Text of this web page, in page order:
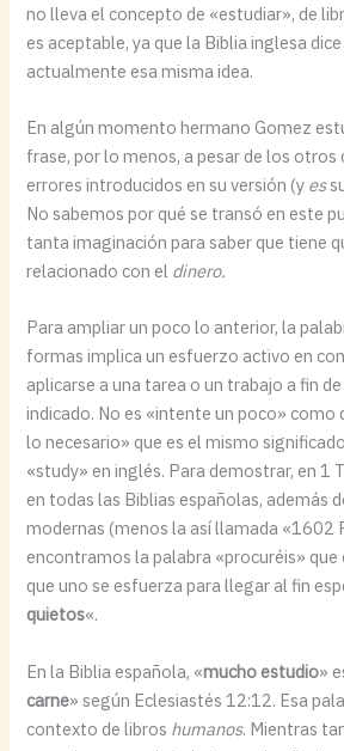
no lleva el concepto de «estudiar», de
es aceptable, ya que la Biblia inglesa
actualmente esa misma idea.
En algún momento hermano Gomez
frase, por lo menos, a pesar de los otros
errores introducidos en su versión (y es
No sabemos por qué se transó en este
tanta imaginación para saber que tiene
relacionado con el dinero.
Para ampliar un poco lo anterior, la
formas implica un esfuerzo activo en
aplicarse a una tarea o un trabajo a fin
indicado. No es «intente un poco» como
lo necesario» que es el mismo
«study» en inglés. Para demostrar, en 1
en todas las Biblias españolas, además
modernas (menos la así llamada «1602
encontramos la palabra «procuréis»
que uno se esfuerza para llegar al fin
quietos«.
En la Biblia española, «mucho estudio»
carne» según Eclesiastés 12:12. Esa
contexto de libros humanos. Mientras